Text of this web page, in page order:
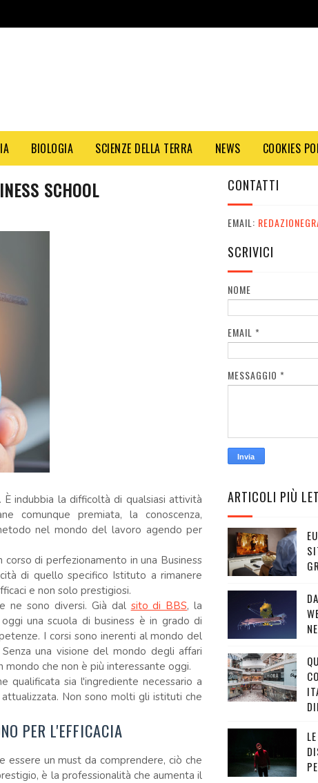
BIOLOGIA SCIENZE DELLA TERRA NEWS COOKIES
SCHOOL
indubbia la difficoltà di qualsiasi attività
comunque premiata, la conoscenza,
nel mondo del lavoro agendo per
di perfezionamento in una Business
di quello specifico Istituto a rimanere
e non solo prestigiosi.
ne sono diversi. Già dal sito di BBS, la
una scuola di business è in grado di
I corsi sono inerenti al mondo del
una visione del mondo degli affari
che non è più interessante oggi.
qualificata sia l'ingrediente necessario a
Non sono molti gli istituti che
PER L'EFFICACIA
un must da comprendere, ciò che
è la professionalità che aumenta il
CONTATTI
EMAIL:
SCRIVICI
NOME
EMAIL *
MESSAGGIO *
ARTICOLI PIÙ